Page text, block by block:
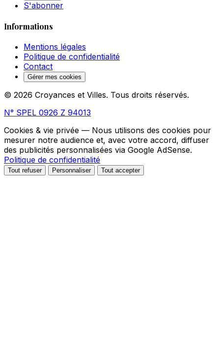
S'abonner
Informations
Mentions légales
Politique de confidentialité
Contact
Gérer mes cookies
© 2026 Croyances et Villes. Tous droits réservés.
N° SPEL 0926 Z 94013
Cookies & vie privée — Nous utilisons des cookies pour
mesurer notre audience et, avec votre accord, diffuser
des publicités personnalisées via Google AdSense.
Politique de confidentialité
Tout refuser Personnaliser Tout accepter